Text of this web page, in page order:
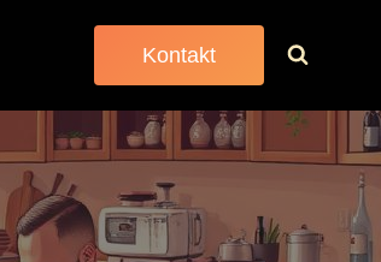
Kontakt